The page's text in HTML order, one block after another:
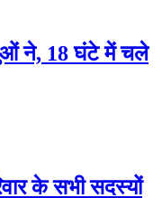
ने, 18 घंटे में चले
के सभी सदस्यों